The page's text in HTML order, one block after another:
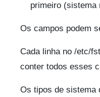
primeiro (sistema
Os campos podem
Cada linha no /etc/
conter todos esses
Os tipos de sistema